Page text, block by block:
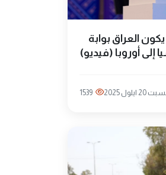
العراق بوابة
20 ايلول 2025 1539